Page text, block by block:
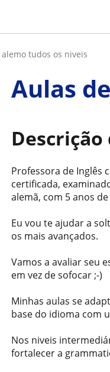
alemo tudos os niveis
Aulas
Professora de Inglês
certificada,
alemã, com 5 anos
Eu vou te ajudar a
os mais avançados.
Vamos a avaliar seu
em vez de sofocar ;-)
Minhas aulas se
base do idioma com
Nos niveis
fortalecer a